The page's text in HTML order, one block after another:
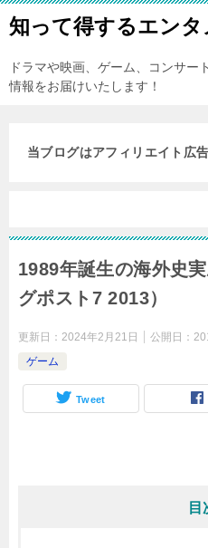
知って得するエンタ
ドラマや映画、ゲーム、コンサー
情報をお届けいたします！
当ブログはアフィリエイト広
1989年誕生の海外史
グポスト7 2013）
更新日： 2024年2月21日 公開日：
ゲーム
Tweet
目